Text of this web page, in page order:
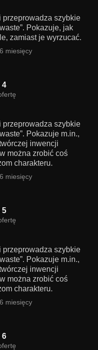
przeprowadza szybkie
Pokazuje, jak
zamiast je wyrzucać.
miesięcy
4
przeprowadza szybkie
Pokazuje m.in.,
inwencji
można zrobić coś
charakteru.
miesięcy
5
przeprowadza szybkie
Pokazuje m.in.,
inwencji
można zrobić coś
charakteru.
miesięcy
6